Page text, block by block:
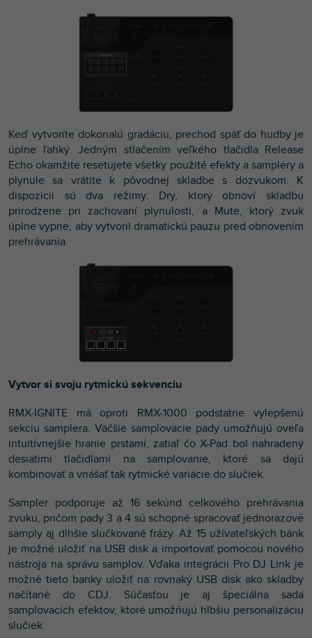
Keď vytvoríte dokonalú gradáciu, prechod späť do hudby je
úplne ľahký. Jedným stlačením veľkého tlačidla Release
Echo okamžite resetujete všetky použité efekty a samplery a
plynule sa vrátite k pôvodnej skladbe s dozvukom. K
dispozícii sú dva režimy: Dry, ktorý obnoví skladbu
prirodzene pri zachovaní plynulosti, a Mute, ktorý zvuk
úplne vypne, aby vytvoril dramatickú pauzu pred obnovením
prehrávania.
Vytvor si svoju rytmickú sekvenciu
RMX-IGNITE má oproti RMX-1000 podstatne vylepšenú
sekciu samplera. Väčšie samplovacie pady umožňujú oveľa
intuitívnejšie hranie prstami, zatiaľ čo X-Pad bol nahradený
desiatimi tlačidlami na samplovanie, ktoré sa dajú
kombinovať a vnášať tak rytmické variácie do slučiek.
Sampler podporuje až 16 sekúnd celkového prehrávania
zvuku, pričom pady 3 a 4 sú schopné spracovať jednorazové
samply aj dlhšie slučkované frázy. Až 15 užívateľských bánk
je možné uložiť na USB disk a importovať pomocou nového
nástroja na správu samplov. Vďaka integrácii Pro DJ Link je
možné tieto banky uložiť na rovnaký USB disk ako skladby
načítané do CDJ. Súčasťou je aj špeciálna sada
samplovacích efektov, ktoré umožňujú hlbšiu personalizáciu
slučiek.